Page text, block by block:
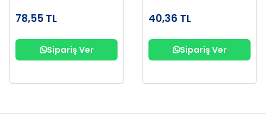
78,55 TL
Sipariş Ver
40,36 TL
Sipariş Ver